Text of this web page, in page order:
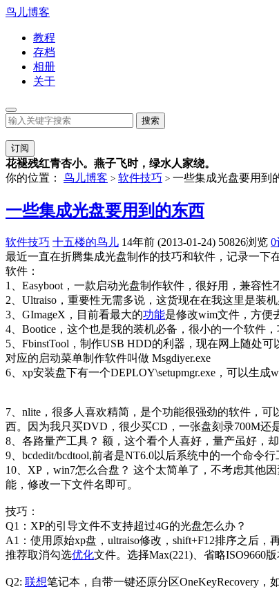
鸟儿博客
教程
存档
相册
关于
订阅
花褪残红青杏小。燕子飞时，绿水人家绕。
你的位置： 鸟儿博客 > 软件技巧 > 一些集成光盘要用到
一些集成光盘要用到的东西
软件技巧 十五楼的鸟儿 14年前 (2013-01-24) 50826浏览 0
最近一直在折腾集成光盘制作的技巧和软件，记录一下在
软件：
1、Easyboot，一款启动光盘制作软件，很好用，兼容性
2、Ultraiso，重要性无需多说，这货现在在我这里是装机
3、GImageX，目前看最大的功能是修改wim文件，方便
4、Bootice，这个也是我的装机必备，很小的一个软件
5、FbinstTool，制作USB HDD的利器，现在网上随处
对应的启动菜单制作软件叫做 Msgdiyer.exe
6、xp安装盘下有一个DEPLOY\setupmgr.exe，可以生
7、nlite，很多人喜欢精简，是个功能很强劲的软件，
西。因为我只买DVD，很少买CD，一张盘刻录700M还
8、各路量产工具？ 额，这个看个人喜好，量产虽好，
9、bcdedit/bcdtool,前者是NT6.0以后系统中的一个命令
10、XP，win7怎么合盘？ 这个太简单了，不考虑其他
能，修改一下文件名即可。
技巧：
Q1：XP的引导文件不支持超过4G的光盘怎么办？
A1：使用原始xp盘，ultraiso修改，shift+F12排序之后
推荐取消勾选优化文件。选择Max(221)、省略ISO9660版
Q2: 联想笔记本，自带一键还原分区OneKeyRecovery，